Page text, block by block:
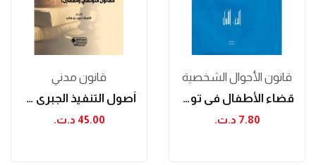
قانون مدني
أصول التنفيذ الجبري في المواد المدنية والتجارية
45.00 د.ت.‏
قانون الأحوال الشخصية
قضاء الأطفال في تونس (الجزء الأول)
7.80 د.ت.‏